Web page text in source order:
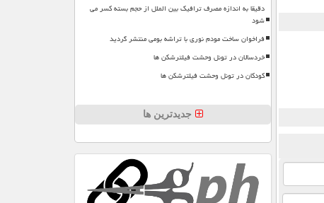
دقیقا به اندازه مصرف ترافیک بین الملل از حجم بسته کسر می
شود
فراخوان ساخت مودم نوری با تراشه بومی منتشر گردید
خردسالان در تونل وحشت فیلترشکن ها
کودکان در تونل وحشت فیلترشکن ها
جدیدترین ها